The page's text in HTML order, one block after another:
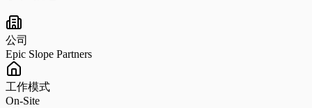
公司
Epic Slope Partners
工作模式
On-Site